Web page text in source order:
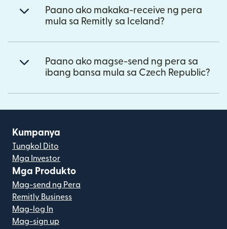
Paano ako makaka-receive ng pera
mula sa Remitly sa Iceland?
Paano ako magse-send ng pera sa
ibang bansa mula sa Czech Republic?
Kumpanya
Tungkol Dito
Mga Investor
Mga Produkto
Mag-send ng Pera
Remitly Business
Mag-log In
Mag-sign up